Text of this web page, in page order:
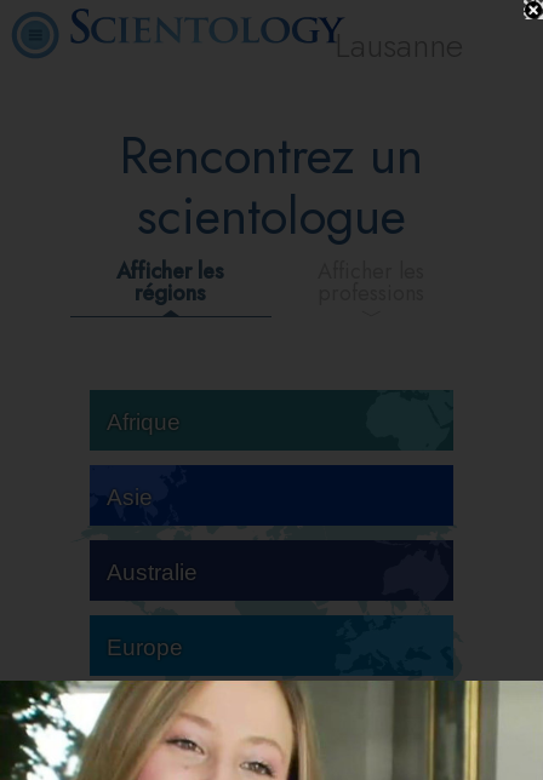
Lausanne
Rencontrez un
scientologue
Afficher les
régions
Afrique
Asie
Australie
Europe
Amérique du Sud